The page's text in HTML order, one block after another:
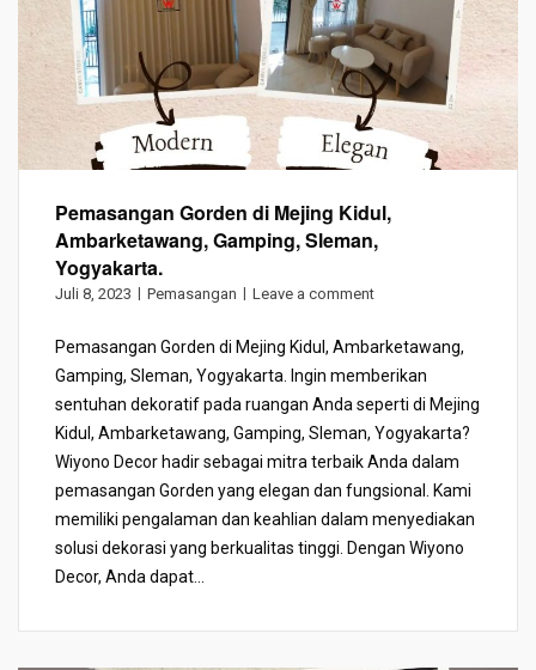
Pemasangan Gorden di Mejing Kidul,
Ambarketawang, Gamping, Sleman,
Yogyakarta.
Juli 8, 2023 Pemasangan Leave a comment
Pemasangan Gorden di Mejing Kidul, Ambarketawang,
Gamping, Sleman, Yogyakarta. Ingin memberikan
sentuhan dekoratif pada ruangan Anda seperti di Mejing
Kidul, Ambarketawang, Gamping, Sleman, Yogyakarta?
Wiyono Decor hadir sebagai mitra terbaik Anda dalam
pemasangan Gorden yang elegan dan fungsional. Kami
memiliki pengalaman dan keahlian dalam menyediakan
solusi dekorasi yang berkualitas tinggi. Dengan Wiyono
Decor, Anda dapat...